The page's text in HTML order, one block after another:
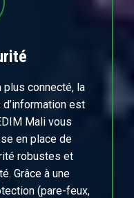
plus connecté, la
est
Mali vous
en place de
robustes et
Grâce à une
(pare-feux,